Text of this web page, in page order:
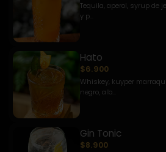
Tequila, aperol, syrup de
y p...
Hato
$6.900
Whiskey, kuyper
negro, alb...
Gin Tonic
$8.900